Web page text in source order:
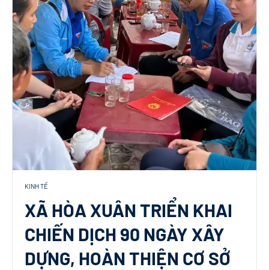
KINH TẾ
XÃ HÒA XUÂN TRIỂN KHAI
CHIẾN DỊCH 90 NGÀY XÂY
DỰNG, HOÀN THIỆN CƠ SỞ